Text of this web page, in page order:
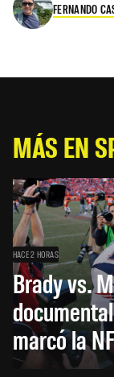
FERNANDO
MÁS EN
HACE 2 HORAS
Brady vs.
marcó la